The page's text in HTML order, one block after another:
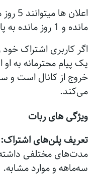
مانده و 1 روز مانده به پایان، به کاربران ارسال شوند.
اگر کاربری اشتراک خود
یک پیام محترمانه به
خروج از کانال است و
می‌کند.
ویژگی های ربات
تعریف پلن‌های اشتراک:
مدت‌های مختلفی
سه‌ماهه و موارد مشابه.